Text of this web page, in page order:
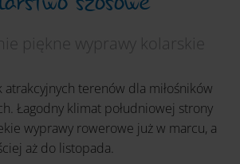
piękne wyprawy kolarskie
atrakcyjnych terenów dla miłośników
Łagodny klimat południowej strony
wyprawy rowerowe już w marcu, a
aż do listopada.